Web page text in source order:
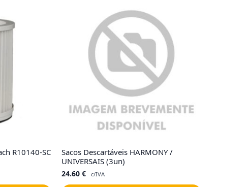
R10140-SC
Sacos Descartáveis HARMONY /
UNIVERSAIS (3un)
24.60 € c/IVA